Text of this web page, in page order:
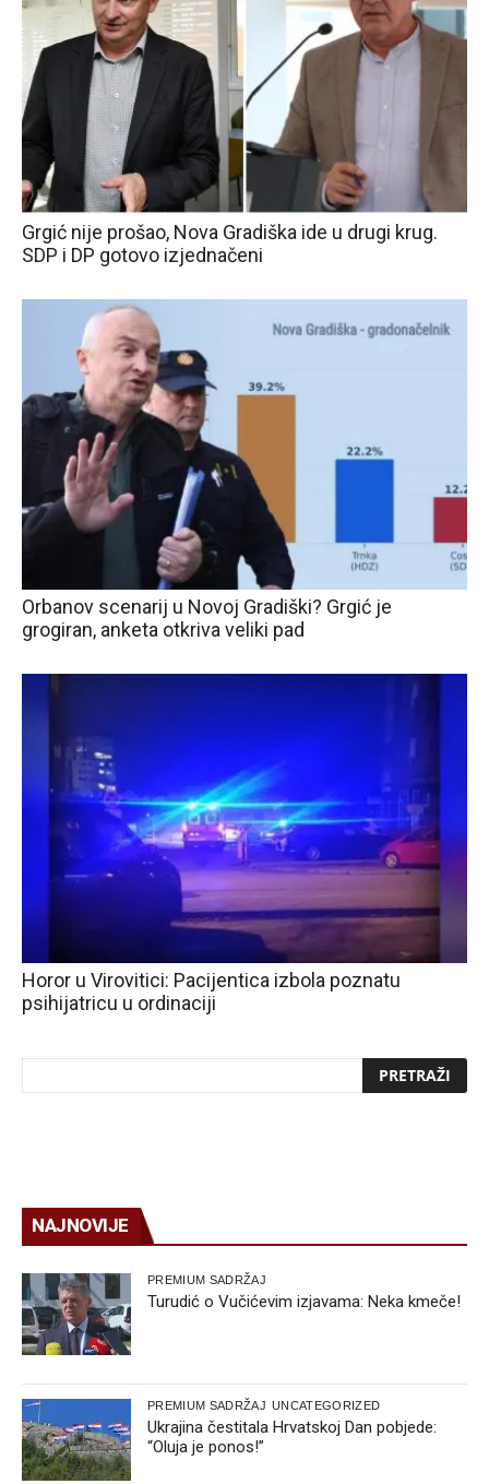
Grgić nije prošao, Nova Gradiška ide u drugi krug.
SDP i DP gotovo izjednačeni
Orbanov scenarij u Novoj Gradiški? Grgić je
grogiran, anketa otkriva veliki pad
Horor u Virovitici: Pacijentica izbola poznatu
psihijatricu u ordinaciji
NAJNOVIJE
PREMIUM SADRŽAJ
Turudić o Vučićevim izjavama: Neka kmeče!
PREMIUM SADRŽAJ UNCATEGORIZED
Ukrajina čestitala Hrvatskoj Dan pobjede:
“Oluja je ponos!”